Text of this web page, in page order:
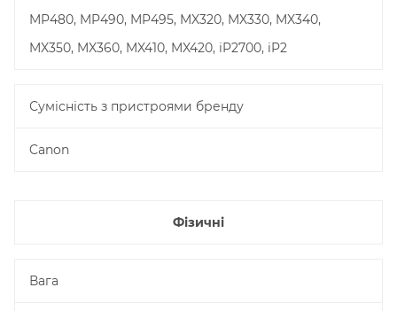
MP480, MP490, MP495, MX320, MX330, MX340,
MX350, MX360, MX410, MX420, iP2700, iP2
Сумісність з пристроями бренду
Canon
Фізичні
Вага